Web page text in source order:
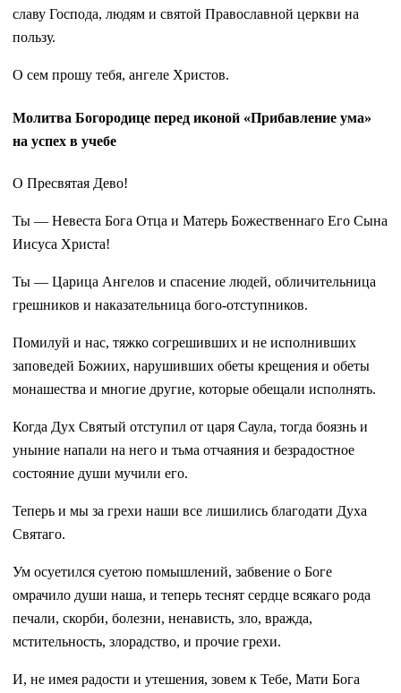
славу Господа, людям и святой Православной церкви на
пользу.
О сем прошу тебя, ангеле Христов.
Молитва Богородице перед иконой «Прибавление ума»
на успех в учебе
О Пресвятая Дево!
Ты — Невеста Бога От­ца и Матерь Божественнаго Его Сына
Иисуса Христа!
Ты — Царица Ангелов и спа­сение людей, обличительница
грешников и наказательница бого-отступников.
Помилуй и нас, тяжко согрешивших и не исполнив­ших
заповедей Божиих, нарушивших обеты крещения и обеты
монашества и многие дру­гие, которые обещали исполнять.
Когда Дух Святый отступил от царя Саула, тогда боязнь и
уныние напали на него и тьма отчаяния и безрадостное
состояние души мучили его.
Теперь и мы за грехи наши все лишились благодати Духа
Святаго.
Ум осуетился суетою помышлений, забвение о Боге
омрачило ду­ши наша, и теперь теснят сердце всякаго ро­да
печали, скорби, болезни, ненависть, зло, вражда,
мстительность, злорадство, и прочие грехи.
И, не имея радости и утешения, зовем к Тебе, Мати Бога